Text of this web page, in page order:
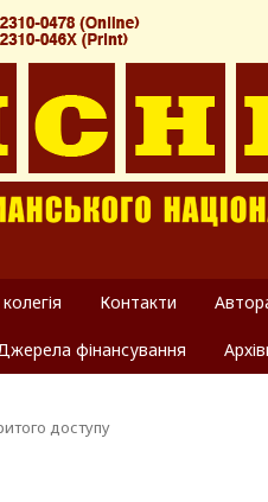
Контакти
фінансування
доступу